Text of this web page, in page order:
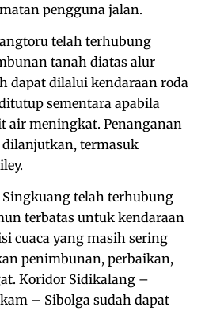
pengguna jalan.
telah terhubung
tanah diatas alur
dapat dilalui kendaraan roda
sementara apabila
air meningkat. Penanganan
termasuk
telah terhubung
terbatas untuk kendaraan
cuaca yang masih sering
penimbunan, perbaikan,
Koridor Sidikalang –
– Sibolga sudah dapat